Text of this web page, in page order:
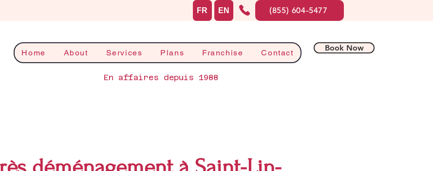
Home About Services Plans Franchise Contact
Book Now
En affaires depuis 1988
FR EN (855) 604-5477